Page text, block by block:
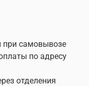
при самовывозе
по адресу
отделения